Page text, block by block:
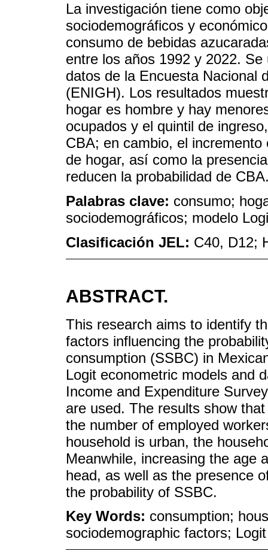
La investigación tiene como
sociodemográficos y
consumo de bebidas
entre los años 1992 y 2022.
datos de la Encuesta Nacional
(ENIGH). Los resultados
hogar es hombre y hay
ocupados y el quintil de
CBA; en cambio, el
de hogar, así como la
reducen la probabilidad de
Palabras clave: consumo;
sociodemográficos; modelo
Clasificación JEL: C40, D12;
ABSTRACT.
This research aims to identify
factors influencing the
consumption (SSBC) in
Logit econometric models and
Income and Expenditure
are used. The results show
the number of employed
household is urban, the
Meanwhile, increasing the age
head, as well as the presence
the probability of SSBC.
Key Words: consumption;
sociodemographic factors;